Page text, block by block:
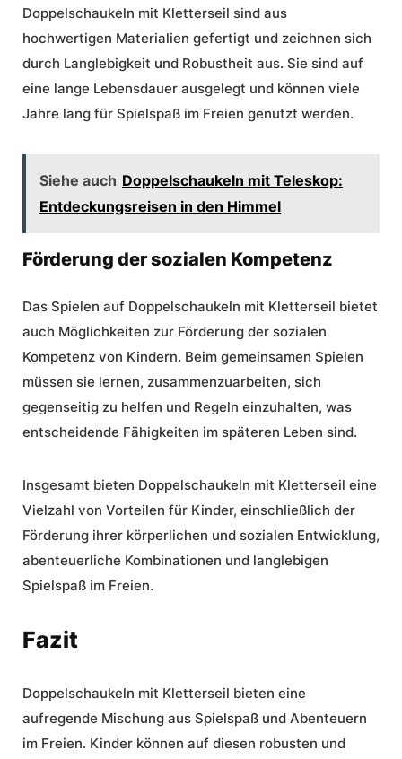
Doppelschaukeln mit Kletterseil sind aus
hochwertigen Materialien gefertigt und zeichnen sich
durch Langlebigkeit und Robustheit aus. Sie sind auf
eine lange Lebensdauer ausgelegt und können viele
Jahre lang für Spielspaß im Freien genutzt werden.
Siehe auch Doppelschaukeln mit Teleskop:
Entdeckungsreisen in den Himmel
Förderung der sozialen Kompetenz
Das Spielen auf Doppelschaukeln mit Kletterseil bietet
auch Möglichkeiten zur Förderung der sozialen
Kompetenz von Kindern. Beim gemeinsamen Spielen
müssen sie lernen, zusammenzuarbeiten, sich
gegenseitig zu helfen und Regeln einzuhalten, was
entscheidende Fähigkeiten im späteren Leben sind.
Insgesamt bieten Doppelschaukeln mit Kletterseil eine
Vielzahl von Vorteilen für Kinder, einschließlich der
Förderung ihrer körperlichen und sozialen Entwicklung,
abenteuerliche Kombinationen und langlebigen
Spielspaß im Freien.
Fazit
Doppelschaukeln mit Kletterseil bieten eine
aufregende Mischung aus Spielspaß und Abenteuern
im Freien. Kinder können auf diesen robusten und